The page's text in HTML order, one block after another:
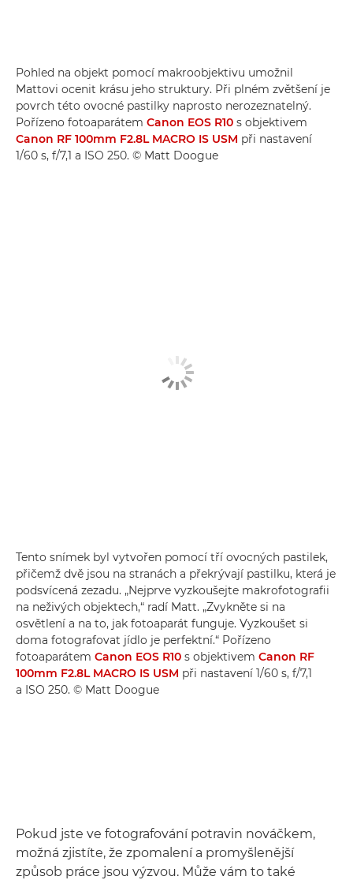
Pohled na objekt pomocí makroobjektivu umožnil
Mattovi ocenit krásu jeho struktury. Při plném zvětšení je
povrch této ovocné pastilky naprosto nerozeznatelný.
Pořízeno fotoaparátem Canon EOS R10 s objektivem
Canon RF 100mm F2.8L MACRO IS USM při nastavení
1/60 s, f/7,1 a ISO 250. © Matt Doogue
Tento snímek byl vytvořen pomocí tří ovocných pastilek,
přičemž dvě jsou na stranách a překrývají pastilku, která je
podsvícená zezadu. „Nejprve vyzkoušejte makrofotografii
na neživých objektech,“ radí Matt. „Zvykněte si na
osvětlení a na to, jak fotoaparát funguje. Vyzkoušet si
doma fotografovat jídlo je perfektní.“ Pořízeno
fotoaparátem Canon EOS R10 s objektivem Canon RF
100mm F2.8L MACRO IS USM při nastavení 1/60 s, f/7,1
a ISO 250. © Matt Doogue
Pokud jste ve fotografování potravin nováčkem,
možná zjistíte, že zpomalení a promyšlenější
způsob práce jsou výzvou. Může vám to také